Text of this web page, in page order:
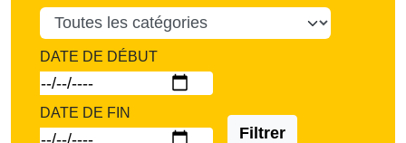
DATE DE DÉBUT
DATE DE FIN
Filtrer